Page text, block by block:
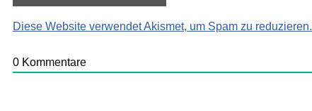
Diese Website verwendet Akismet, um Spam zu reduzieren.
0 Kommentare